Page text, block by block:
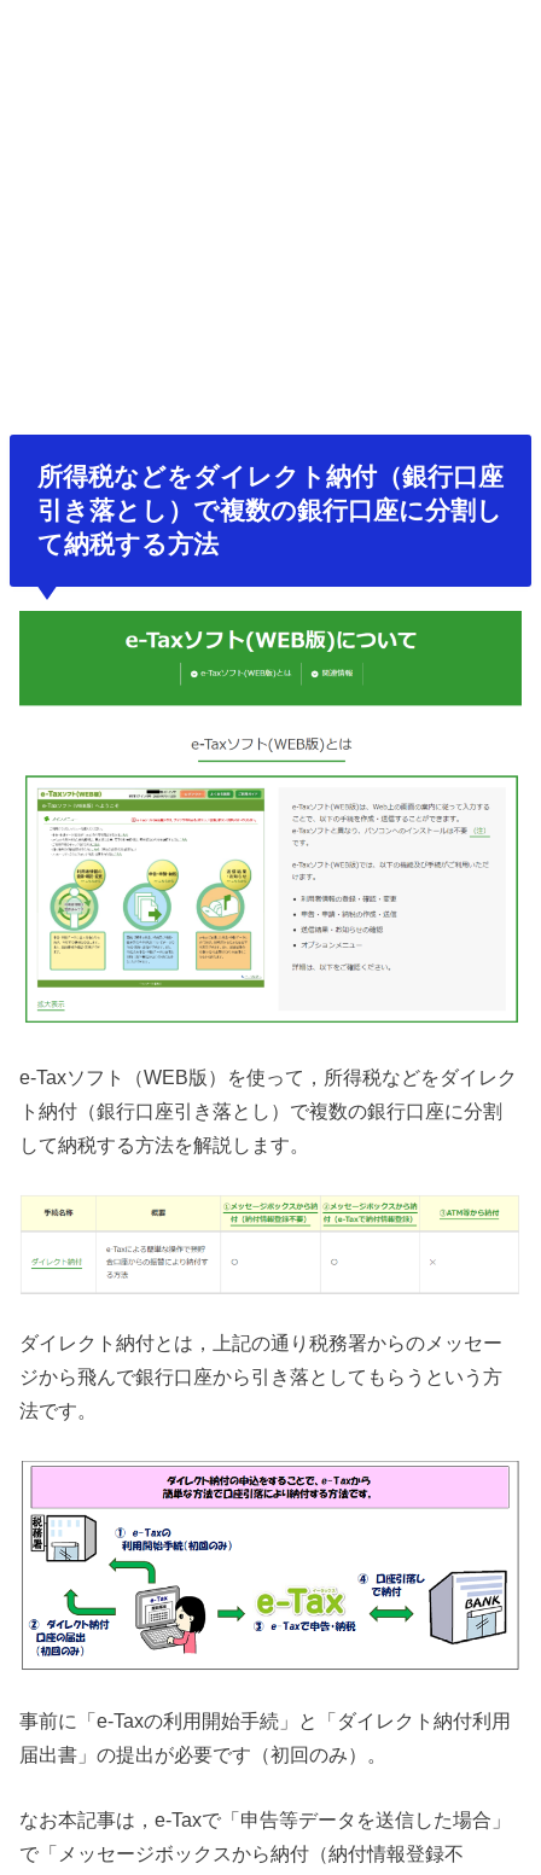
所得税などをダイレクト納付（銀行口座
引き落とし）で複数の銀行口座に分割し
て納税する方法
e-Taxソフト（WEB版）を使って，所得税などをダイレク
ト納付（銀行口座引き落とし）で複数の銀行口座に分割
して納税する方法を解説します。
ダイレクト納付とは，上記の通り税務署からのメッセー
ジから飛んで銀行口座から引き落としてもらうという方
法です。
事前に「e-Taxの利用開始手続」と「ダイレクト納付利用
届出書」の提出が必要です（初回のみ）。
なお本記事は，e-Taxで「申告等データを送信した場合」
で「メッセージボックスから納付（納付情報登録不